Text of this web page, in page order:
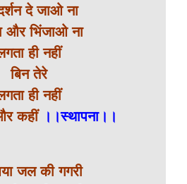
दे जाओ ना
और भिंजाओ ना
ही नहीं
बिन तेरे
ही नहीं
कहीं ।।स्थापना।।
जल की गगरी